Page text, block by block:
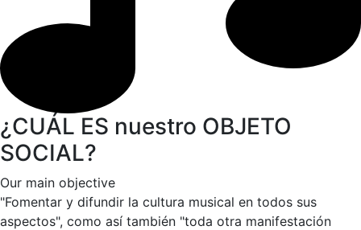
¿CUÁL ES nuestro OBJETO
SOCIAL?
Our main objective
"Fomentar y difundir la cultura musical en todos sus
aspectos", como así también "toda otra manifestación